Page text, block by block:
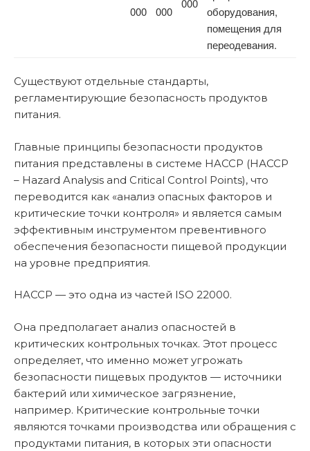
000
000
оборудования,
помещения для
переодевания.
Существуют отдельные стандарты,
регламентирующие безопасность продуктов
питания.
Главные принципы безопасности продуктов
питания представлены в системе HACCP (НАССР
– Hazard Analysis and Critical Control Points), что
переводится как «анализ опасных факторов и
критические точки контроля» и является самым
эффективным инструментом превентивного
обеспечения безопасности пищевой продукции
на уровне предприятия.
HACCP — это одна из частей ISO 22000.
Она предполагает анализ опасностей в
критических контрольных точках. Этот процесс
определяет, что именно может угрожать
безопасности пищевых продуктов — источники
бактерий или химическое загрязнение,
например. Критические контрольные точки
являются точками производства или обращения с
продуктами питания, в которых эти опасности